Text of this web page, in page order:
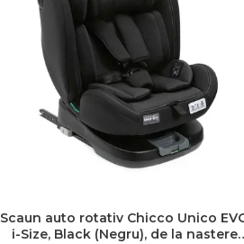
Scaun auto rotativ Chicco Unico
i-Size, Black (Negru), de la nastere